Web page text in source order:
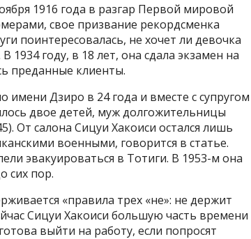
1916 года в разгар Первой мировой
свое призвание рекордсменка
поинтересовалась, не хочет ли девочка
1934 году, в 18 лет, она сдала экзамен на
преданные клиенты.
Дзиро в 24 года и вместе с супругом
двое детей, муж долгожительницы
От салона Сицуи Хакоиси остался лишь
военными, говорится в статье.
эвакуироваться в Тотиги. В 1953-м она
сих пор.
«правила трех «не»: не держит
Сицуи Хакоиси большую часть времени
выйти на работу, если попросят